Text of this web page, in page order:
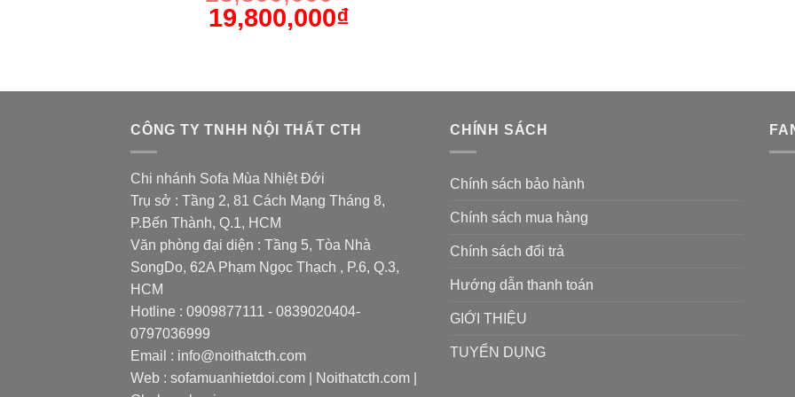
19,800,000₫
CÔNG TY TNHH NỘI THẤT CTH
Chi nhánh Sofa Mùa Nhiệt Đới
Trụ sở : Tầng 2, 81 Cách Mạng Tháng 8,
P.Bến Thành, Q.1, HCM
Văn phòng đại diện : Tầng 5, Tòa Nhà
SongDo, 62A Phạm Ngọc Thạch , P.6, Q.3,
HCM
Hotline : 0909877111 - 0839020404-
0797036999
Email : info@noithatcth.com
Web : sofamuanhietdoi.com | Noithatcth.com |
CHÍNH SÁCH
Chính sách bảo hành
Chính sách mua hàng
Chính sách đổi trả
Hướng dẫn thanh toán
GIỚI THIỆU
TUYỂN DỤNG